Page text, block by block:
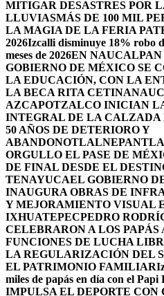
MITIGAR DESASTRES POR
LLUVIASMÁS DE 100 MIL
LA MAGIA DE LA FERIA
2026Izcalli disminuye 18% robo
meses de 2026EN
GOBIERNO DE MÉXICO SE
LA EDUCACIÓN, CON LA
LA BECA RITA CETINA
AZCAPOTZALCO INICIAN
INTEGRAL DE LA CALZADA
50 AÑOS DE DETERIORO Y
ABANDONO
ORGULLO EL PASE DE
DE FINAL DESDE EL
TENAYUCAEL GOBIERNO
INAUGURA OBRAS DE
Y MEJORAMIENTO VISUAL
IXHUATEPECPEDRO
CELEBRARON A LOS PAPÁS
FUNCIONES DE LUCHA
LA REGULARIZACIÓN DEL
EL PATRIMONIO FAMILIAR
miles de papás en día con el Papi
IMPULSA EL DEPORTE CON